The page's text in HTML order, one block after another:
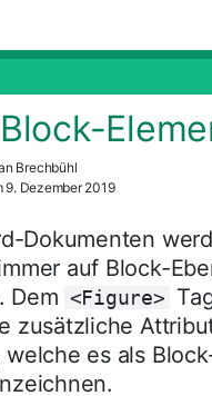
Brechbühl
Dezember 2019
Dokumenten
auf Block-
Dem <Figure>
zusätzliche
es als